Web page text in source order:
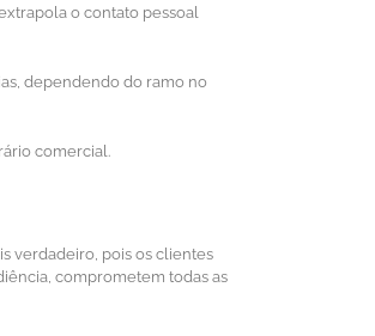
o contato pessoal
dependendo do ramo no
comercial.
verdadeiro, pois os clientes
comprometem todas as